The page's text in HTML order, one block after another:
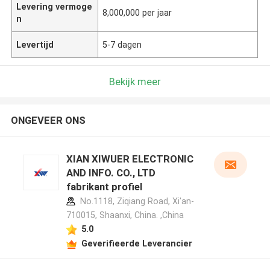
Levering vermoge
n
8,000,000 per jaar
Levertijd 5-7 dagen
Bekijk meer
ONGEVEER ONS
XIAN XIWUER ELECTRONIC
AND INFO. CO., LTD
fabrikant profiel
No.1118, Ziqiang Road, Xi'an-
710015, Shaanxi, China. ,China
5.0
Geverifieerde Leverancier